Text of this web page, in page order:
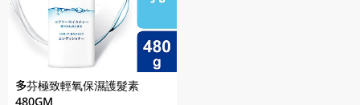
多芬極致輕氧保濕護髮素
480GM